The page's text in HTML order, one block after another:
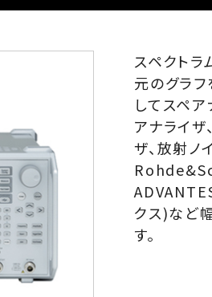
スペクト
元のグラ
してスペ
アナライ
ザ、放射
クス)など
す。